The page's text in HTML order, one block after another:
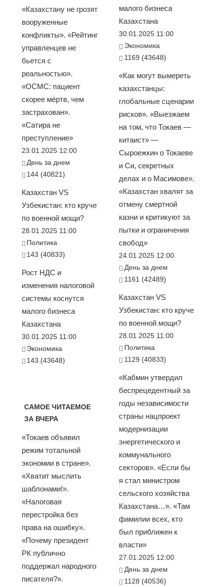
«Казахстану не грозят
вооруженные
конфликты». «Рейтинг
управленцев не
бьется с
реальностью».
«ОСМС: пациент
скорее мёртв, чем
застрахован».
«Сатира не
преступление»
23.01.2025 12:00
День за днем
144 (40821)
Казахстан VS
Узбекистан: кто круче
по военной мощи?
28.01.2025 11:00
Политика
143 (40833)
Рост НДС и
изменения налоговой
системы коснутся
малого бизнеса
Казахстана
30.01.2025 11:00
Экономика
143 (43648)
САМОЕ ЧИТАЕМОЕ
ЗА ВЧЕРА
«Токаев объявил
режим тотальной
экономии в стране».
«Хватит мыслить
шаблонами!».
«Налоговая
перестройка без
права на ошибку».
«Почему президент
РК публично
поддержал народного
писателя?».
малого бизнеса
Казахстана
30.01.2025 11:00
Экономика
1169 (43648)
«Как могут вымереть
казахстанцы:
глобальные сценарии
рисков». «Выезжаем
на том, что Токаев —
китаист» —
Сыроежкин о Токаеве
и Си, секретных
делах и о Масимове».
«Казахстан хвалят за
отмену смертной
казни и критикуют за
пытки и ограничения
свобод»
24.01.2025 12:00
День за днем
1161 (42489)
Казахстан VS
Узбекистан: кто круче
по военной мощи?
28.01.2025 11:00
Политика
1129 (40833)
«Кабмин утвердил
беспрецедентный за
годы независимости
страны нацпроект
модернизации
энергетического и
коммунального
секторов». «Если бы
я стал министром
сельского хозяйства
Казахстана…». «Там
фамилии всех, кто
был приближен к
власти»
27.01.2025 12:00
День за днем
1128 (40536)